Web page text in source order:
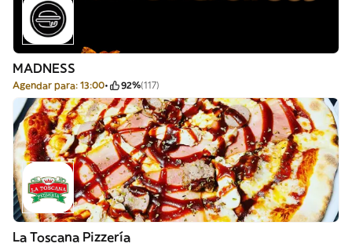
MADNESS
Agendar para: 13:00 92%(117)
La Toscana Pizzería